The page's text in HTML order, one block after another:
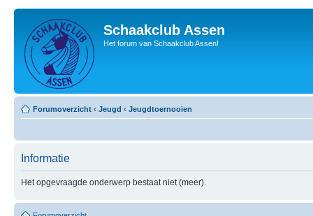
Schaakclub Assen
Het forum van Schaakclub Assen!
Forumoverzicht ‹ Jeugd ‹ Jeugdtoernooien
Informatie
Het opgevraagde onderwerp bestaat niet (meer).